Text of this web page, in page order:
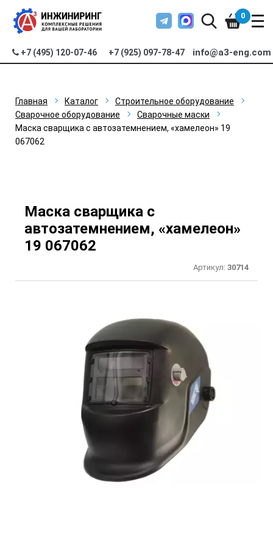
+7 (495) 120-07-46 +7 (925) 097-78-47 info@a3-eng.com
0
Главная Каталог
Строительное оборудование
Сварочное оборудование
Сварочные маски
Маска сварщика с автозатемнением, «хамелеон» 19
067062
Маска сварщика с
автозатемнением, «хамелеон»
19 067062
Артикул: 30714